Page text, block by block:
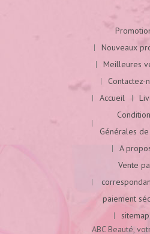
Nouveaux
Meilleures
Contactez-
Accueil
Générales
A
Vente
paiement
sitemap
ABC Beauté,